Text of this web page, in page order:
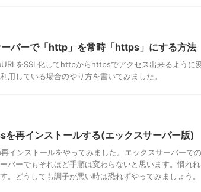
ーバーで「http」を常時「https」にする方法
をSSL化してhttpからhttpsでアクセス出来るように
用している場合のやり方を書いてみました。
再インストールする(エックスサーバー版)
インストールをやってみました。エックスサーバーで
バーでもそれほど手順は変わらないと思います。慣れ
。どうしても調子が悪い時は恐れずやってみましょう。